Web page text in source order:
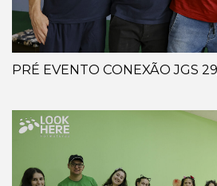
PRÉ EVENTO CONEXÃO JGS